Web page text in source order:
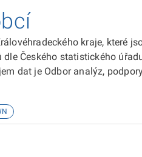
kraje, které
Českého statistického
dat je Odbor analýz,